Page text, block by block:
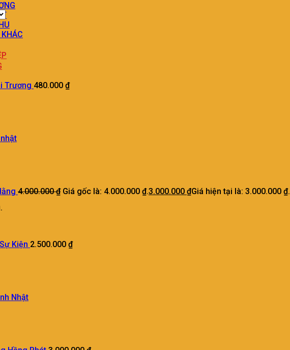
Trương 480.000 ₫
4.000.000₫ Giá gốc là: 4.000.000 ₫.3.000.000 ₫Giá hiện tại là: 3.000.000 ₫.
Kiện 2.500.000 ₫
Nhật